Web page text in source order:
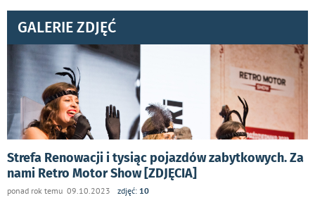
GALERIE ZDJĘĆ
Strefa Renowacji i tysiąc pojazdów zabytkowych. Za
nami Retro Motor Show [ZDJĘCIA]
ponad rok temu 09.10.2023 zdjęć: 10